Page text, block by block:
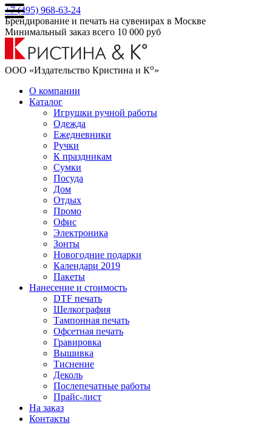
+7 (495) 968-63-24
Брендирование и печать на сувенирах в Москве
Минимальный заказ всего 10 000 руб
ООО «Издательство Кристина и Ко»
О компании
Каталог
Игрушки ручной работы
Одежда
Ежедневники
Ручки
К праздникам
Сумки
Посуда
Дом
Отдых
Промо
Офис
Электроника
Зонты
Новогодние подарки
Календари 2019
Пакеты
Нанесение и стоимость
DTF печать
Шелкография
Тампонная печать
Офсетная печать
Гравировка
Вышивка
Тиснение
Деколь
Послепечатные работы
Прайс-лист
На заказ
Контакты